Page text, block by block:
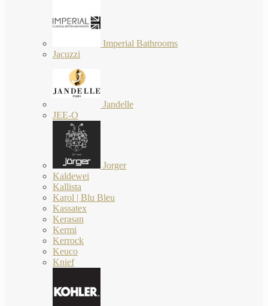
Imperial Bathrooms
Jacuzzi
Jandelle
JEE-O
Jorger
Kaldewei
Kallista
Karol | Blu Bleu
Kassatex
Kerasan
Kermi
Kerrock
Keuco
Knief